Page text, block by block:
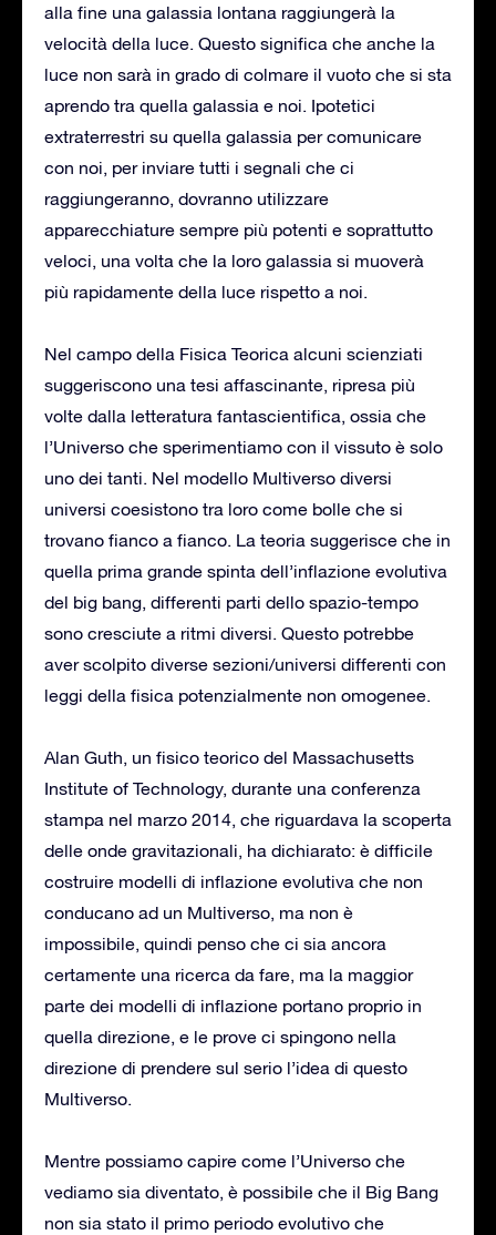
alla fine una galassia lontana raggiungerà la
velocità della luce. Questo significa che anche la
luce non sarà in grado di colmare il vuoto che si sta
aprendo tra quella galassia e noi. Ipotetici
extraterrestri su quella galassia per comunicare
con noi, per inviare tutti i segnali che ci
raggiungeranno, dovranno utilizzare
apparecchiature sempre più potenti e soprattutto
veloci, una volta che la loro galassia si muoverà
più rapidamente della luce rispetto a noi.
Nel campo della Fisica Teorica alcuni scienziati
suggeriscono una tesi affascinante, ripresa più
volte dalla letteratura fantascientifica, ossia che
l’Universo che sperimentiamo con il vissuto è solo
uno dei tanti. Nel modello Multiverso diversi
universi coesistono tra loro come bolle che si
trovano fianco a fianco. La teoria suggerisce che in
quella prima grande spinta dell’inflazione evolutiva
del big bang, differenti parti dello spazio-tempo
sono cresciute a ritmi diversi. Questo potrebbe
aver scolpito diverse sezioni/universi differenti con
leggi della fisica potenzialmente non omogenee.
Alan Guth, un fisico teorico del Massachusetts
Institute of Technology, durante una conferenza
stampa nel marzo 2014, che riguardava la scoperta
delle onde gravitazionali, ha dichiarato: è difficile
costruire modelli di inflazione evolutiva che non
conducano ad un Multiverso, ma non è
impossibile, quindi penso che ci sia ancora
certamente una ricerca da fare, ma la maggior
parte dei modelli di inflazione portano proprio in
quella direzione, e le prove ci spingono nella
direzione di prendere sul serio l’idea di questo
Multiverso.
Mentre possiamo capire come l’Universo che
vediamo sia diventato, è possibile che il Big Bang
non sia stato il primo periodo evolutivo che